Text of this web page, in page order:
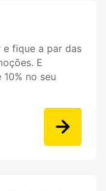
e fique a par das
E
no seu